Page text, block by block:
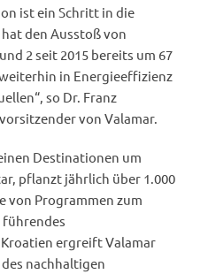
ist ein Schritt in die
den Ausstoß von
2 seit 2015 bereits um 67
in Energieeffizienz
so Dr. Franz
von Valamar.
Destinationen um
pflanzt jährlich über 1.000
von Programmen zum
führendes
ergreift Valamar
nachhaltigen